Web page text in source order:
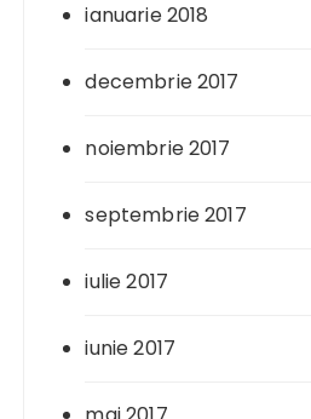
ianuarie 2018
decembrie 2017
noiembrie 2017
septembrie 2017
iulie 2017
iunie 2017